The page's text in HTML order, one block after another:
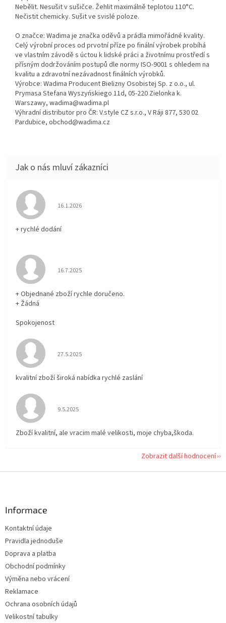
Nebělit. Nesušit v sušičce. Žehlit maximálně teplotou 110°C.
Nečistit chemicky. Sušit ve svislé poloze.
O značce: Wadima je značka oděvů a prádla mimořádné kvality.
Celý výrobní proces od prvotní příze po finální výrobek probíhá
ve vlastním závodě s úctou k lidské práci a životnímu prostředí s
přísným dodržováním postupů dle normy ISO-9001 s ohledem na
kvalitu a zdravotní nezávadnost finálních výrobků.
Výrobce: Wadima Producent Bielizny Osobistej Sp. z o.o., ul.
Prymasa Stefana Wyszyńskiego 11d, 05-220 Zielonka k.
Warszawy, wadima@wadima.pl
Výhradní distributor pro ČR: V.style CZ s.r.o., V Ráji 877, 530 02
Pardubice, obchod@wadima.cz
Hodnocení obchodu je 5 z 5 hvězdiček.
16.1.2026
+ rychlé dodání
Hodnocení obchodu je 5 z 5 hvězdiček.
16.7.2025
+ Objednané zboží rychle doručeno.
+ Žádná
Spokojenost
Hodnocení obchodu je 5 z 5 hvězdiček.
27.5.2025
kvalitní zboží široká nabídka rychlé zaslání
Hodnocení obchodu je 5 z 5 hvězdiček.
9.5.2025
Zboží kvalitní, ale vracim malé velikosti, moje chyba,škoda.
Zobrazit další hodnocení
Informace
Kontaktní údaje
Pravidla jednoduše
Doprava a platba
Obchodní podmínky
Výměna nebo vrácení
Reklamace
Ochrana osobních údajů
Velikostní tabulky